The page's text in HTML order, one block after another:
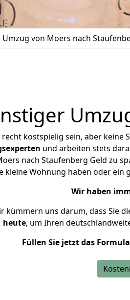
Umzug von Moers nach
kostspielig sein, aber keine
und arbeiten stets
nach Staufenberg Geld zu
kleine Wohnung haben oder
Wir haben
kümmern uns darum, dass Sie
heute, um Ihren
Füllen Sie jetzt das